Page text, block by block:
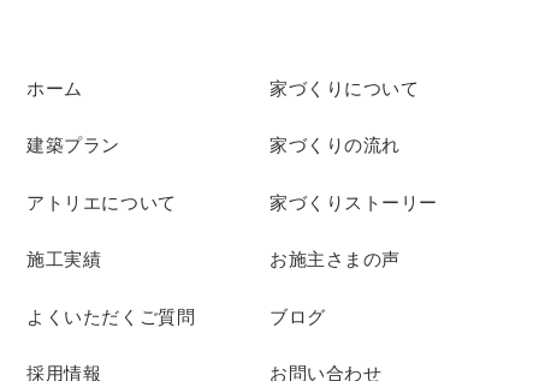
ホーム 家づくりについて
建築プラン 家づくりの流れ
アトリエについて 家づくりストーリー
施工実績 お施主さまの声
よくいただくご質問 ブログ
採用情報 お問い合わせ